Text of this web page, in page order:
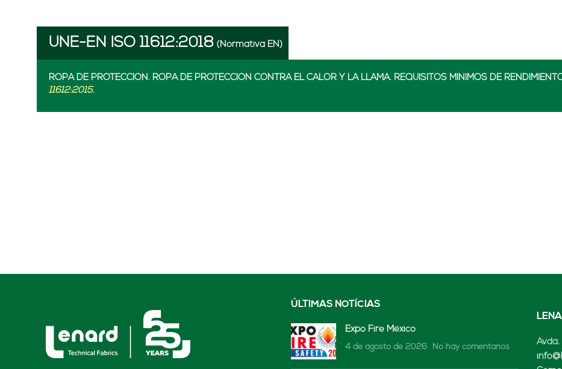
UNE-EN ISO 11612:2018 (Normativa EN)
ROPA DE PROTECCIÓN. ROPA DE PROTECCIÓN CONTRA EL CALOR Y LA LLAMA. REQUISITOS MÍNIMOS DE
11612:2015.
ÚLTIMAS NOTÍCIAS
Expo Fire México
4 de agosto de 2026 No hay comentarios